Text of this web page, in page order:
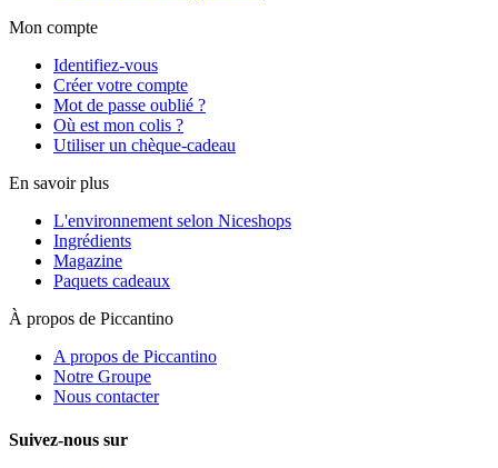
Mon compte
Identifiez-vous
Créer votre compte
Mot de passe oublié ?
Où est mon colis ?
Utiliser un chèque-cadeau
En savoir plus
L'environnement selon Niceshops
Ingrédients
Magazine
Paquets cadeaux
À propos de Piccantino
A propos de Piccantino
Notre Groupe
Nous contacter
Suivez-nous sur